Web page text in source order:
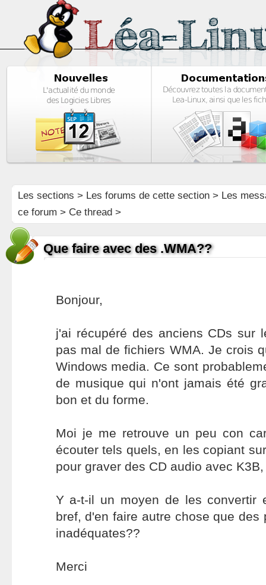
Les sections > Les forums de cette section> Les
ce forum > Ce thread >
Que faire avec des .WMA??
Bonjour,
j'ai récupéré des anciens CDs sur
pas mal de fichiers WMA. Je crois
Windows media. Ce sont
de musique qui n'ont jamais été
bon et du forme.
Moi je me retrouve un peu con
écouter tels quels, en les copiant
pour graver des CD audio avec
Y a-t-il un moyen de les convertir
bref, d'en faire autre chose que des
inadéquates??
Merci